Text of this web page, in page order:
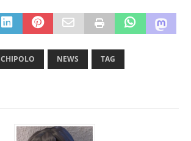
CHIPOLO NEWS TAG